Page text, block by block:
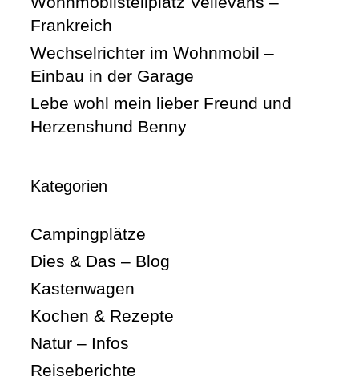
Frankreich
Wechselrichter im Wohnmobil –
Einbau in der Garage
Lebe wohl mein lieber Freund und
Herzenshund Benny
Kategorien
Campingplätze
Dies & Das – Blog
Kastenwagen
Kochen & Rezepte
Natur – Infos
Reiseberichte